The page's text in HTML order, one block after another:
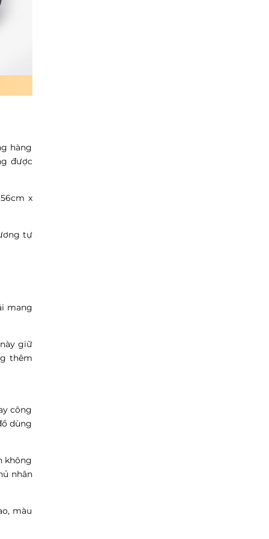
hàng
được
x
tự
mang
giữ
thêm
công
dùng
không
nhân
màu